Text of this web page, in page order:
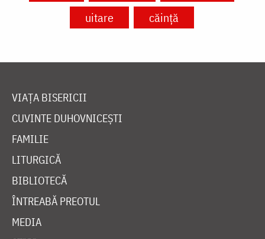
uitare
căință
VIAȚA BISERICII
CUVINTE DUHOVNICEȘTI
FAMILIE
LITURGICĂ
BIBLIOTECĂ
ÎNTREABĂ PREOTUL
MEDIA